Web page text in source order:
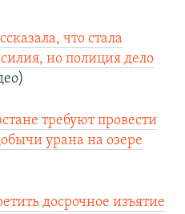
что стала
но полиция дело
требуют провести
урана на озере
досрочное изъятие